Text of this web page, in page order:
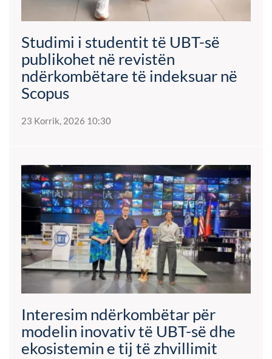
Studimi i studentit të UBT-së
publikohet në revistën
ndërkombëtare të indeksuar në
Scopus
23 Korrik, 2026 10:30
Interesim ndërkombëtar për
modelin inovativ të UBT-së dhe
ekosistemin e tij të zhvillimit